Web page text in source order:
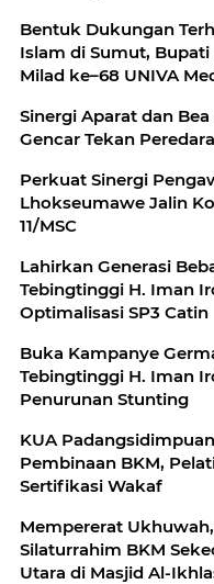
Bentuk Dukungan
Islam di Sumut,
Milad ke–68 UNIVA
Sinergi Aparat dan
Gencar Tekan
Perkuat Sinergi
Lhokseumawe Jalin
11/MSC
Lahirkan Generasi
Tebingtinggi H. Iman
Optimalisasi SP3 Catin
Buka Kampanye
Tebingtinggi H. Iman
Penurunan Stunting
KUA
Pembinaan BKM,
Sertifikasi Wakaf
Mempererat
Silaturrahim BKM
Utara di Masjid Al-